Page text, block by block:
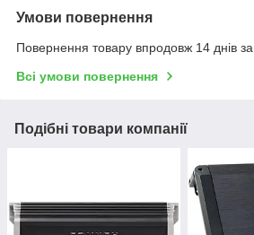
Умови повернення
Повернення товару впродовж 14 днів
Всі умови повернення
Подібні товари компанії